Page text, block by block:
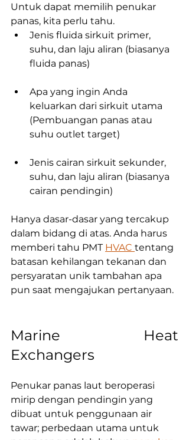
Untuk dapat memilih penukar
panas, kita perlu tahu.
Jenis fluida sirkuit primer,
suhu, dan laju aliran (biasanya
fluida panas)
Apa yang ingin Anda
keluarkan dari sirkuit utama
(Pembuangan panas atau
suhu outlet target)
Jenis cairan sirkuit sekunder,
suhu, dan laju aliran (biasanya
cairan pendingin)
Hanya dasar-dasar yang tercakup
dalam bidang di atas. Anda harus
memberi tahu PMT HVAC tentang
batasan kehilangan tekanan dan
persyaratan unik tambahan apa
pun saat mengajukan pertanyaan.
Marine Heat
Exchangers
Penukar panas laut beroperasi
mirip dengan pendingin yang
dibuat untuk penggunaan air
tawar; perbedaan utama untuk